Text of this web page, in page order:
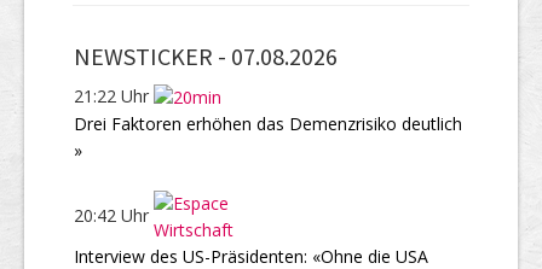
NEWSTICKER - 07.08.2026
21:22 Uhr
Drei Faktoren erhöhen das Demenzrisiko deutlich
»
20:42 Uhr
Interview des US-Präsidenten: «Ohne die USA